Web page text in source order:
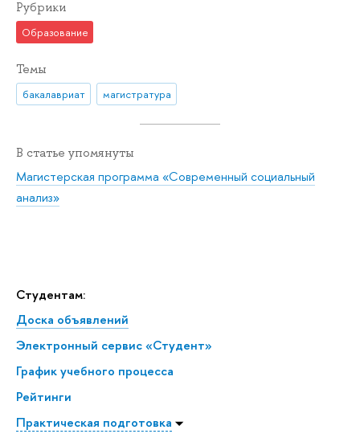
Студентам:
Доска объявлений
Электронный сервис «Студент»
График учебного процесса
Рейтинги
Практическая подготовка
Рубрики
Образование
Темы
бакалавриат магистратура
В статье упомянуты
Магистерская программа «Современный социальный
анализ»